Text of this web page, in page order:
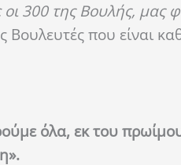
300 της Βουλής, μας
που είναι
όλα, εκ του